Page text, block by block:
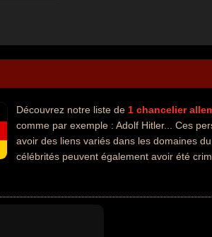
Découvrez notre liste de 1 chancelier
comme par exemple : Adolf Hitler... Ces
avoir des liens variés dans les domaines
célébrités peuvent également avoir été